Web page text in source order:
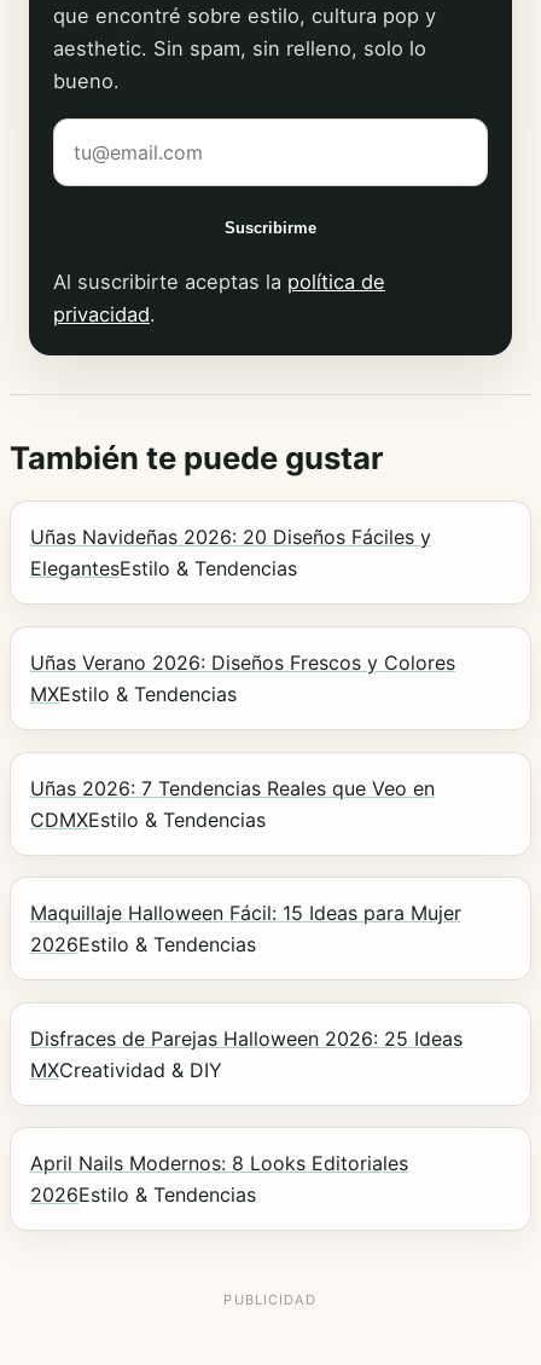
que encontré sobre estilo, cultura pop y
aesthetic. Sin spam, sin relleno, solo lo
bueno.
Tu correo electrónico
Suscribirme
Al suscribirte aceptas la política de
privacidad.
También te puede gustar
Uñas Navideñas 2026: 20 Diseños Fáciles y
ElegantesEstilo & Tendencias
Uñas Verano 2026: Diseños Frescos y Colores
MXEstilo & Tendencias
Uñas 2026: 7 Tendencias Reales que Veo en
CDMXEstilo & Tendencias
Maquillaje Halloween Fácil: 15 Ideas para Mujer
2026Estilo & Tendencias
Disfraces de Parejas Halloween 2026: 25 Ideas
MXCreatividad & DIY
April Nails Modernos: 8 Looks Editoriales
2026Estilo & Tendencias